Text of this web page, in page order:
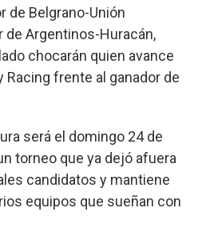
de Belgrano-Unión
de Argentinos-Huracán,
chocarán quien avance
Racing frente al ganador de
será el domingo 24 de
torneo que ya dejó afuera
candidatos y mantiene
equipos que sueñan con